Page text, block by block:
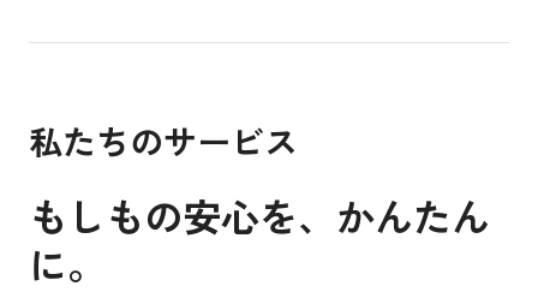
私たちのサービス
もしもの安心を、 かんたん
に。